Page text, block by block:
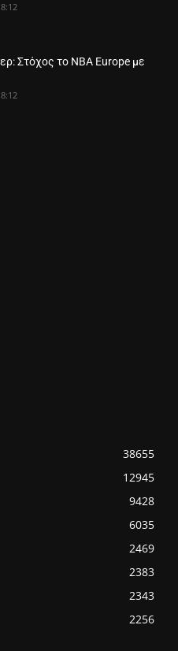
Στόχος το NBA Europe με
38655
12945
9428
6035
2469
2383
2343
2256